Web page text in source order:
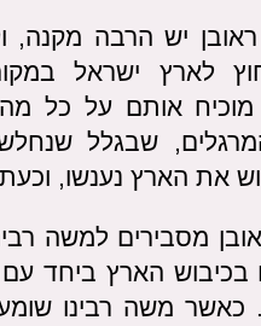
ראובן יש הרבה מקנה,
לארץ ישראל
מוכיח אותם על כל
שבגלל
את הארץ נענשו,
מסבירים למשה
בכיבוש הארץ ביחד
כאשר משה רבינו